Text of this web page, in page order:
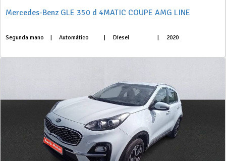
Mercedes-Benz GLE 350 d 4MATIC COUPE AMG LINE
Segunda mano Automático Diesel 2020